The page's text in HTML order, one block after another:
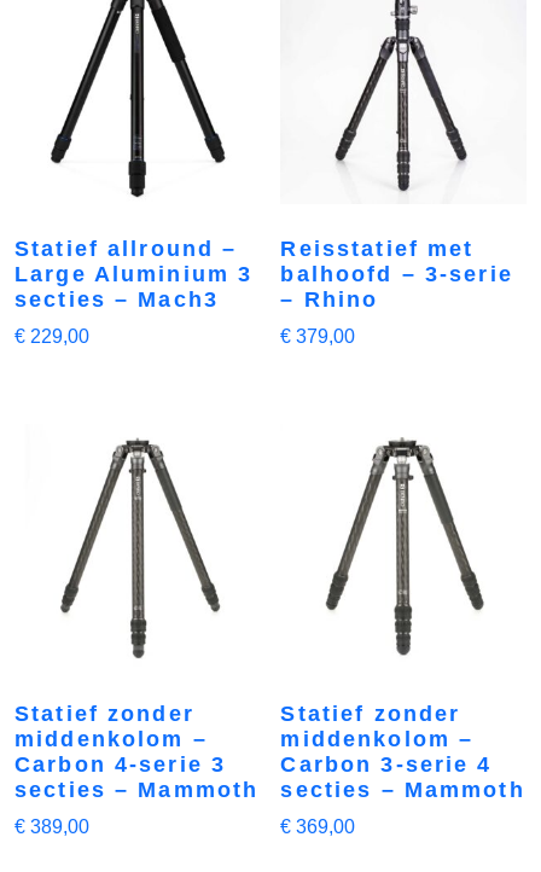
Statief allround –
Large Aluminium 3
secties – Mach3
€ 229,00
Reisstatief met
balhoofd – 3-serie
– Rhino
€ 379,00
Statief zonder
middenkolom –
Carbon 4-serie 3
secties – Mammoth
€ 389,00
Statief zonder
middenkolom –
Carbon 3-serie 4
secties – Mammoth
€ 369,00